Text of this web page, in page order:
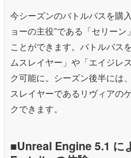
今シーズンのバトルパスを購
ョーの主役”である「セリー
ことができます。バトルパス
ムスレイヤー」や「エイジレ
ク可能に。シーズン後半には
スレイヤーであるリヴィアの
クできます。
■Unreal Engine 5.1 に